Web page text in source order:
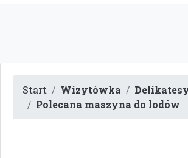
Start Wizytówka
Polecana maszyna do lodów